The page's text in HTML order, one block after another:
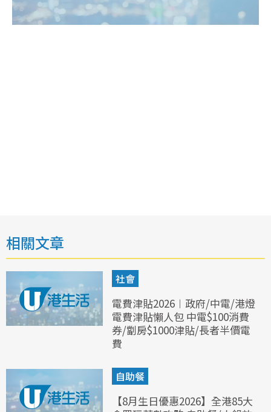
相關文章
社會
電費津貼2026︱政府/中電/港燈
電費津貼懶人包 中電$100消費
券/劏房$1000津貼/長者半價電
費
自助餐
【8月生日優惠2026】全港85大